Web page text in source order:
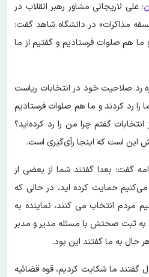
؛ علی لاریجانی مشاور رهبر انقلاب در
مذاکرات» در دانشگاه شاهد گفت:
ما هم صلوات فرستادیم و گفتیم از ما
رد صلاحیت خود در انتخابات ریاست
را رد کردند و ما هم صلوات فرستادیم
گفتم چرا من را رد کرده‌اید؟
این است که اینجا رأی‌گیری است.
گفت: بعدا گفتند شما از بعضی از
حمایت کرده اید، در حالی که
مردم انتخاب می کنند، نماینده به
به ثبت صحتش با مسئله مدیر و مدبر
حال به ما گفتند این بود.
گفتند ما شکایت کردیم، قوه قضائیه